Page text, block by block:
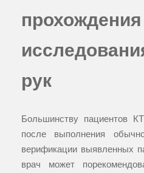
рук
Большинству пациентов
после выполнения
верификации выявленных
врач может